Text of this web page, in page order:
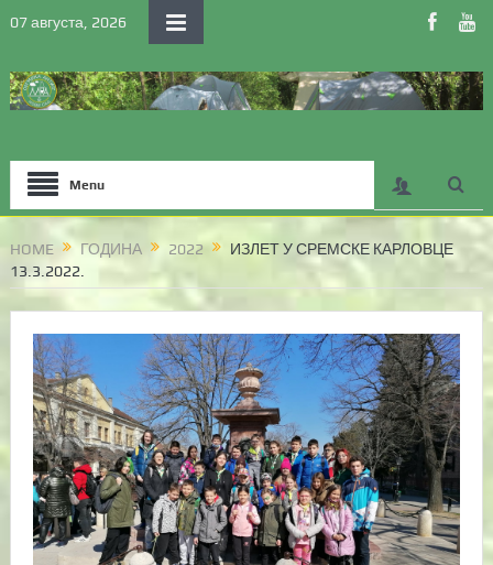
07 августа, 2026
Menu
HOME ГОДИНА 2022
ИЗЛЕТ У СРЕМСКЕ КАРЛОВЦЕ
13.3.2022.